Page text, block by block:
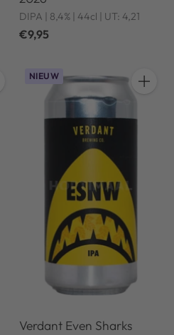
DIPA | 8,4% | 44cl | UT: 4,21
€9,95
NIEUW
Verdant Even Sharks